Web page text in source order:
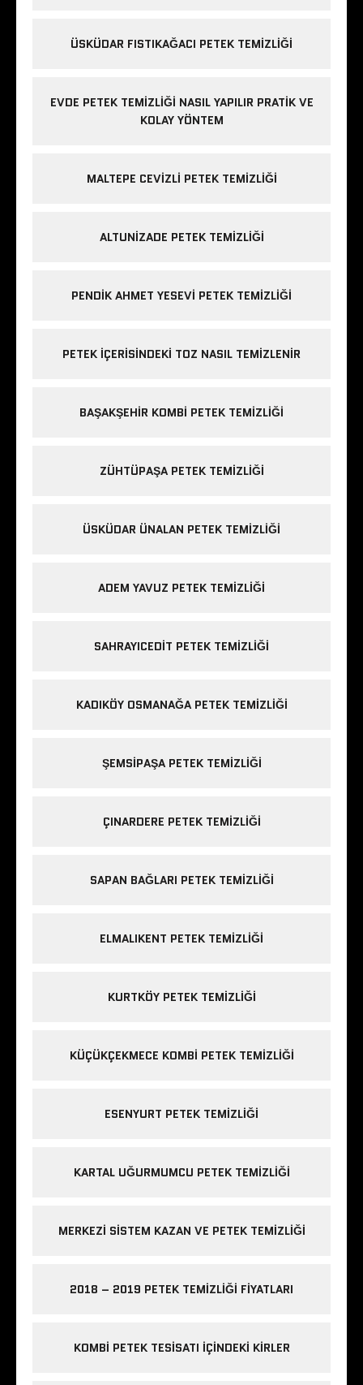
ÜSKÜDAR FISTIKAĞACI PETEK TEMIZLIĞI
EVDE PETEK TEMIZLIĞI NASIL YAPILIR PRATIK VE
KOLAY YÖNTEM
MALTEPE CEVIZLI PETEK TEMIZLIĞI
ALTUNIZADE PETEK TEMIZLIĞI
PENDIK AHMET YESEVI PETEK TEMIZLIĞI
PETEK IÇERISINDEKI TOZ NASIL TEMIZLENIR
BAŞAKŞEHIR KOMBI PETEK TEMIZLIĞI
ZÜHTÜPAŞA PETEK TEMIZLIĞI
ÜSKÜDAR ÜNALAN PETEK TEMIZLIĞI
ADEM YAVUZ PETEK TEMIZLIĞI
SAHRAYICEDIT PETEK TEMIZLIĞI
KADIKÖY OSMANAĞA PETEK TEMIZLIĞI
ŞEMSIPAŞA PETEK TEMIZLIĞI
ÇINARDERE PETEK TEMIZLIĞI
SAPAN BAĞLARI PETEK TEMIZLIĞI
ELMALIKENT PETEK TEMIZLIĞI
KURTKÖY PETEK TEMIZLIĞI
KÜÇÜKÇEKMECE KOMBI PETEK TEMIZLIĞI
ESENYURT PETEK TEMIZLIĞI
KARTAL UĞURMUMCU PETEK TEMIZLIĞI
MERKEZI SISTEM KAZAN VE PETEK TEMIZLIĞI
2018 – 2019 PETEK TEMIZLIĞI FIYATLARI
KOMBI PETEK TESISATI IÇINDEKI KIRLER